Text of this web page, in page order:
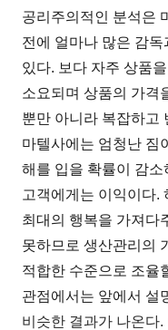
공리주의적인 분석은
전에 얼마나 많은 감
있다. 보다 자주 상품
소요되며 상품의 가격
뿐만 아니라 복잡하고
마텔사에는 엄청난 짐
해를 입을 확률이 감
고객에게는 이익이다.
최대의 행복을 가져다
못하므로 생산관리의
적합한 수준으로 조율
관점에서는 앞에서 설
비슷한 결과가 나온다